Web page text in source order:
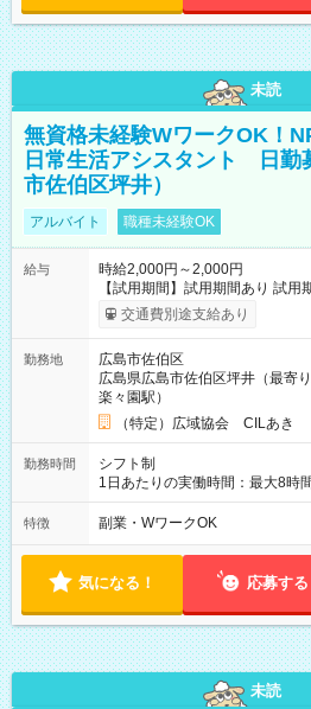
未読
無資格未経験WワークOK！
日常生活アシスタント 日勤
市佐伯区坪井）
アルバイト 職種未経験OK
給与
時給2,000円～2,000円
【試用期間】試用期間あり 試
給与は本採用時と同じです。
交通費別途支給あり
勤務地
広島市佐伯区
広島県広島市佐伯区坪井（最寄
楽々園駅）
（特定）広域協会 CILあき
勤務時間
シフト制
1日あたりの実働時間：最大8時
勤）・8時～18時 （実働時間8
あたりの給与 2万円）
特徴 副業・WワークOK
気になる！ 応募する
未読